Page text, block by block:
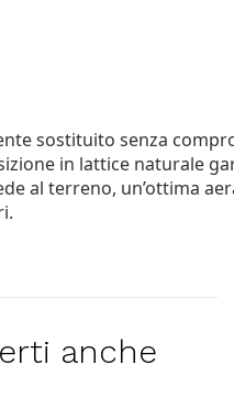
sostituito senza
in lattice naturale
al terreno, un’ottima
anche